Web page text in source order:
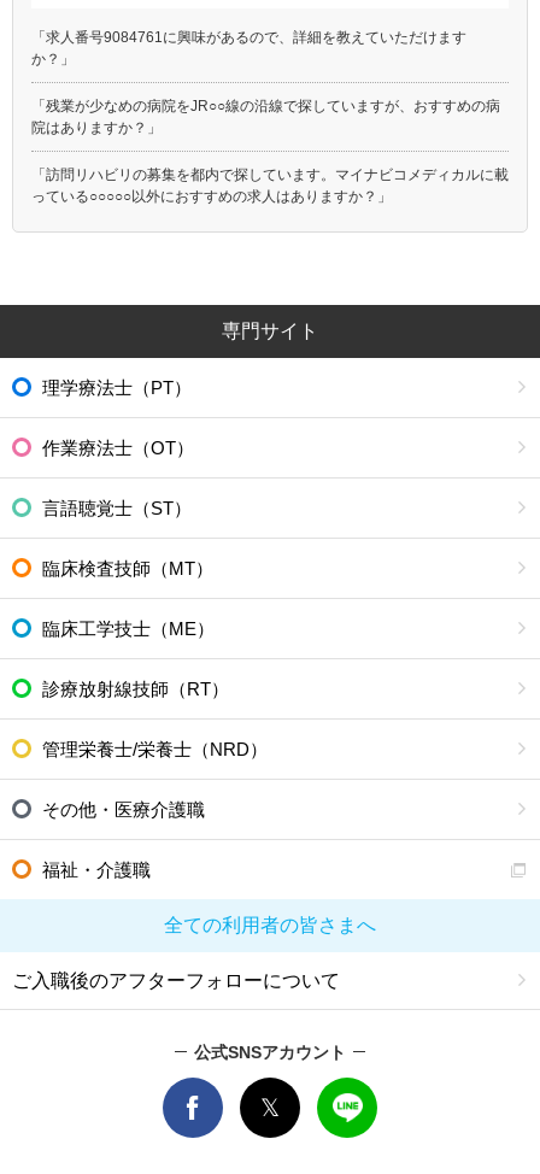
「求人番号9084761に興味があるので、詳細を教えていただけます
か？」
「残業が少なめの病院をJR○○線の沿線で探していますが、おすすめの病
院はありますか？」
「訪問リハビリの募集を都内で探しています。マイナビコメディカルに載
っている○○○○○以外におすすめの求人はありますか？」
専門サイト
理学療法士（PT）
作業療法士（OT）
言語聴覚士（ST）
臨床検査技師（MT）
臨床工学技士（ME）
診療放射線技師（RT）
管理栄養士/栄養士（NRD）
その他・医療介護職
福祉・介護職
全ての利用者の皆さまへ
ご入職後のアフターフォローについて
公式SNSアカウント